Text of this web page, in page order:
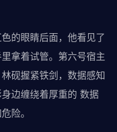
的眼睛后面，他看见了
拿着试管。第六号宿主
砚握紧铁剑，数据感知
边缠绕着厚重的 数据
险。